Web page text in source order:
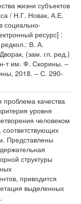
жизни субъектов
/ Н.Г. Новак, А.Е.
социально-
ресурс] :
В. А.
(зам. гл. ред.)
т им. Ф. Скорины. –
2018. – С. 290-
проблема качества
уровня
человеком
соответствующих
Представлены
структуры
приводится
выделенных